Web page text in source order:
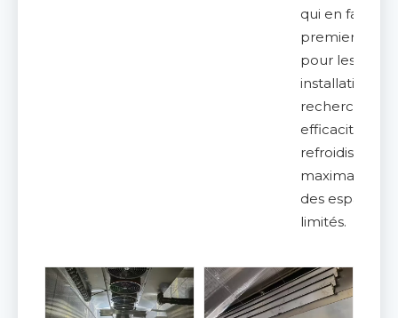
qui en fait le
premier choix
pour les
installations
recherchant
efficacité de
maximale
des espaces
limités.